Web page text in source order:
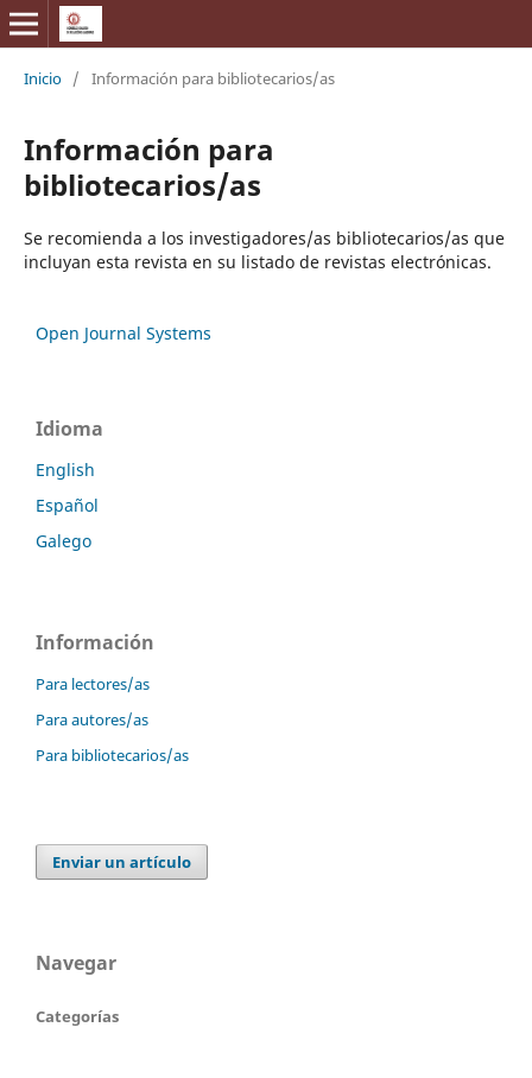
Inicio / Información para bibliotecarios/as
Información para
bibliotecarios/as
Se recomienda a los investigadores/as bibliotecarios/as que
incluyan esta revista en su listado de revistas electrónicas.
Open Journal Systems
Idioma
English
Español
Galego
Información
Para lectores/as
Para autores/as
Para bibliotecarios/as
Enviar un artículo
Navegar
Categorías